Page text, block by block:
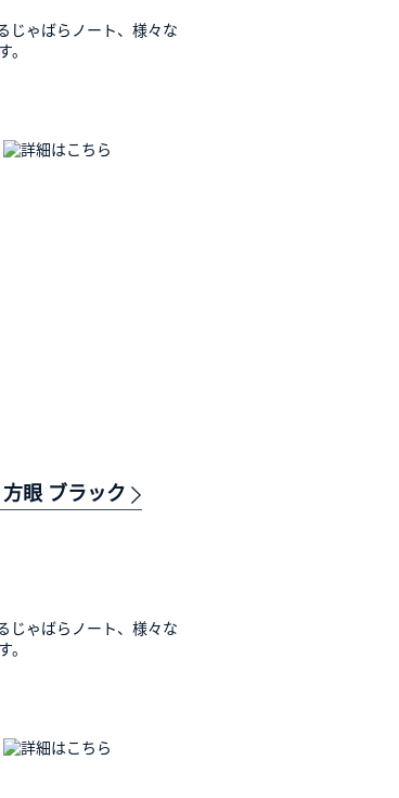
じゃばらノート、様々な
眼 ブラック
じゃばらノート、様々な